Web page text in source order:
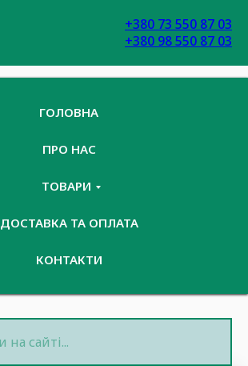
+380 73 550 87 03
+380 98 550 87 03
ГОЛОВНА
ПРО НАС
ТОВАРИ
ДОСТАВКА ТА ОПЛАТА
КОНТАКТИ